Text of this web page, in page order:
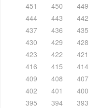
451
450 449
444
443 442
437
436 435
430
429 428
423
422 421
416
415 414
409
408 407
402
401 400
395
394 393